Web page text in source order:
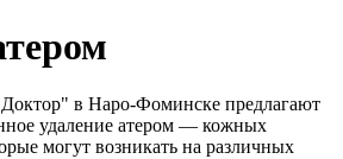
в Наро-Фоминске предлагают
удаление атером — кожных
могут возникать на различных